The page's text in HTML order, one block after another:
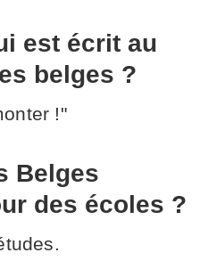
est écrit au
belges ?
!"
Belges
des écoles ?